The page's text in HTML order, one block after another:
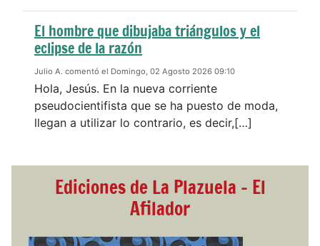
El hombre que dibujaba triángulos y el
eclipse de la razón
Julio A. comentó el Domingo, 02 Agosto 2026 09:10
Hola, Jesús. En la nueva corriente
pseudocientifista que se ha puesto de moda,
llegan a utilizar lo contrario, es decir,[…]
Ediciones de La Plazuela - El
Afilador